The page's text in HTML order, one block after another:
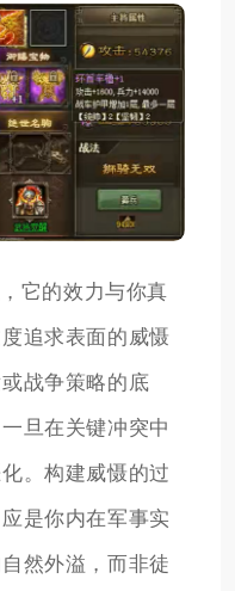
它的效力与你真
追求表面的威慑
战争策略的底
旦在关键冲突中
。构建威慑的过
是你内在军事实
然外溢，而非徒